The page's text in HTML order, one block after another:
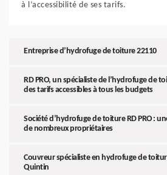
à l’accessibilité de ses tarifs.
Entreprise d’hydrofuge de toiture 22110
RD PRO, un spécialiste de l’hydrofuge de
des tarifs accessibles à tous les budgets
Société d’hydrofuge de toiture RD PRO :
de nombreux propriétaires
Couvreur spécialiste en hydrofuge de
Quintin